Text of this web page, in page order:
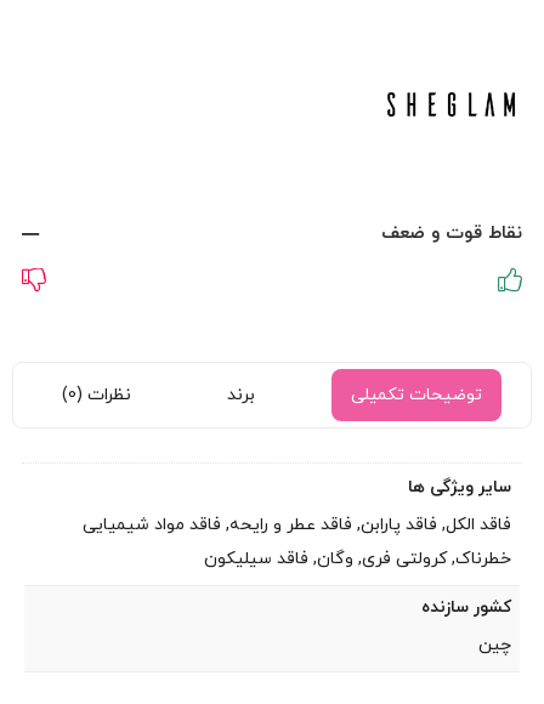
نقاط قوت و ضعف
توضیحات تکمیلی برند نظرات (0)
سایر ویژگی ها
فاقد الکل, فاقد پارابن, فاقد عطر و رایحه, فاقد مواد شیمیایی
خطرناک, کرولتی فری, وگان, فاقد سیلیکون
کشور سازنده
چین